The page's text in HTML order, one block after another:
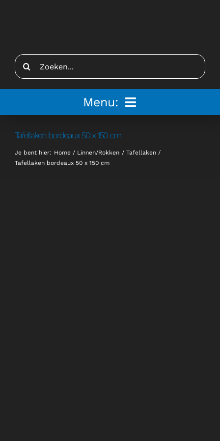
Zoeken
naar:
Menu:
Tenten
Tafellaken bordeaux 50 x 150 cm
Je bent hier: Home Linnen/Rokken
Tafellaken
Tafellaken bordeaux 50 x 150 cm